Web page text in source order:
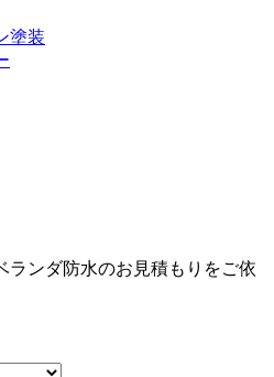
塗装
ランダ防水のお見積もりをご依